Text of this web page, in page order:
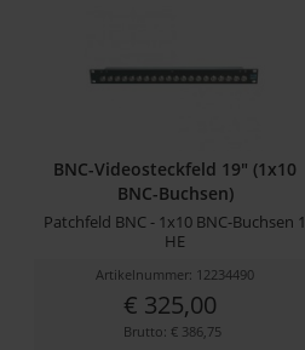
BNC-Videosteckfeld 19" (1x10
BNC-Buchsen)
Patchfeld BNC - 1x10 BNC-Buchsen 1
HE
Artikelnummer: 12234490
€ 325,00
Brutto: € 386,75